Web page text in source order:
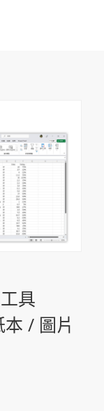
具
本 / 圖片